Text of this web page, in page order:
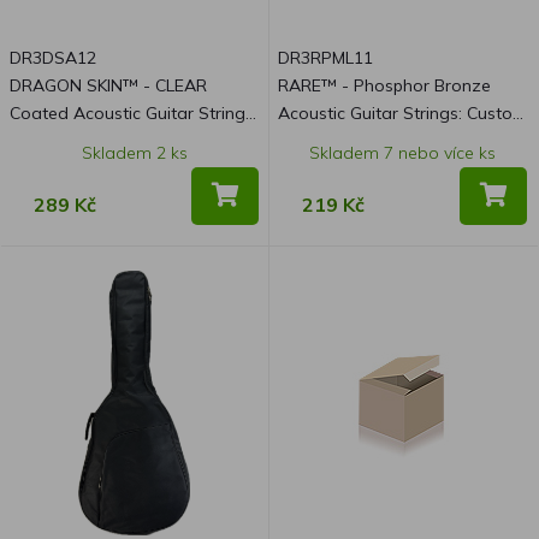
které lze nastavit od 40 do 240
bpm.
DR3DSA12
DRAGON SKIN™ - CLEAR
Coated Acoustic Guitar Strings:
Skladem 2 ks
289 Kč
DR3RPML11
RARE™ - Phosphor Bronze
Acoustic Guitar Strings: Custom
Skladem 7 nebo více ks
219 Kč